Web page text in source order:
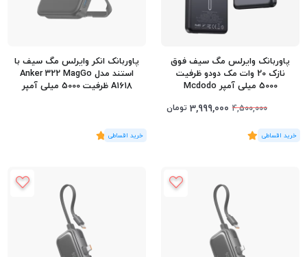
پاوربانک وایرلس مگ سیف فوق
نازک 20 وات مک دودو ظرفیت
5000 میلی آمپر Mcdodo
4,500,000
3,999,000 تومان
(10 رای)
5
پاوربانک انکر وایرلس مگ سیف با
استند مدل Anker 322 MagGo
A1618 ظرفیت 5000 میلی آمپر
(2 رای)
5